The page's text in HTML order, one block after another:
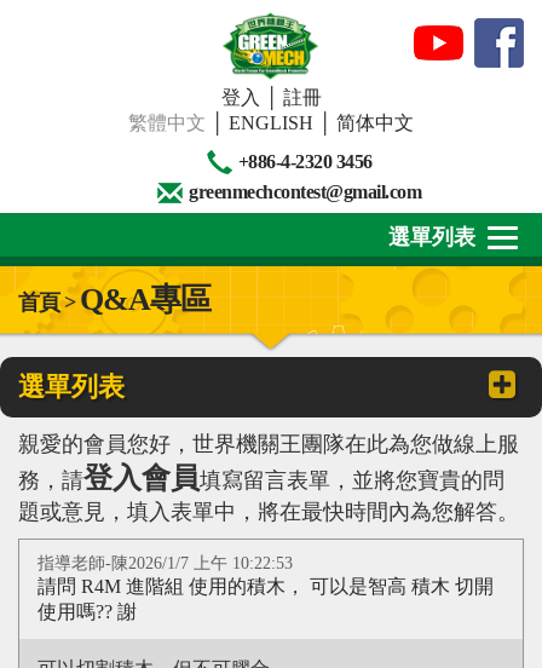
登入
註冊
繁體中文
ENGLISH
简体中文
+886-4-2320 3456
greenmechcontest@gmail.com
關於我們
下載專區
賽事活動
精彩回顧
心得分享
選單列表
首頁 >Q&A專區
選單列表
親愛的會員您好，世界機關王團隊在此為您做線上服
務，請登入會員填寫留言表單，並將您寶貴的問
題或意見，填入表單中，將在最快時間內為您解答。
指導老師-陳2026/1/7 上午 10:22:53
請問 R4M 進階組 使用的積木， 可以是智高 積木 切開
使用嗎?? 謝